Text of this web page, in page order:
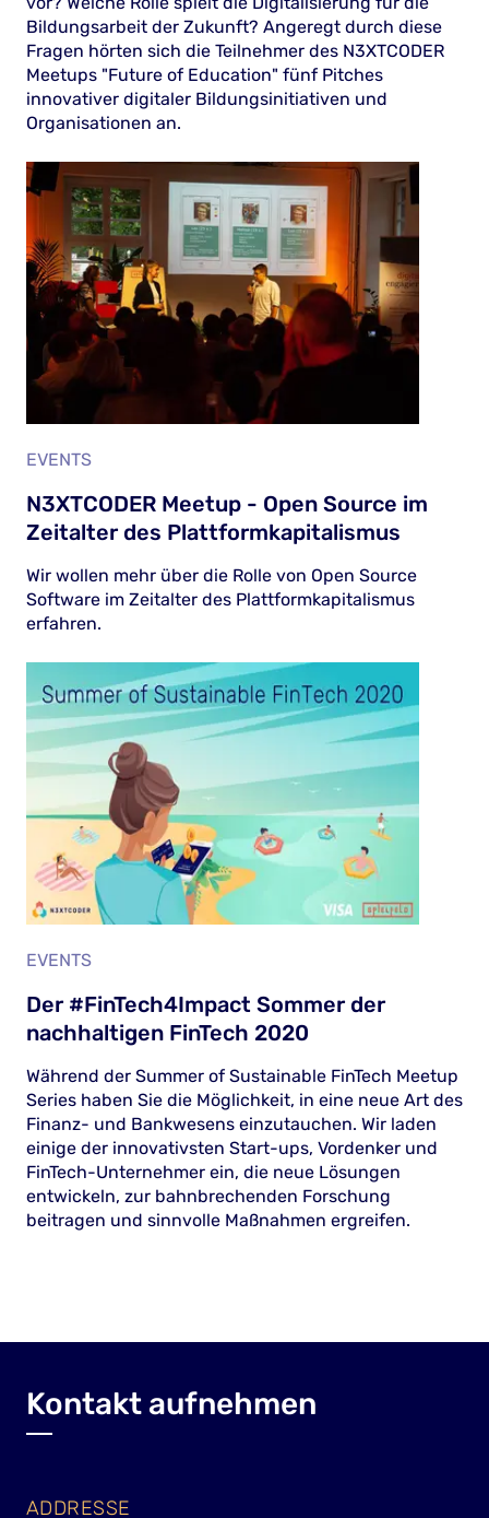
Bildungsarbeit der Zukunft? Angeregt durch diese
Fragen hörten sich die Teilnehmer des N3XTCODER
Meetups "Future of Education" fünf Pitches
innovativer digitaler Bildungsinitiativen und
Organisationen an.
EVENTS
N3XTCODER Meetup - Open Source im
Zeitalter des Plattformkapitalismus
Wir wollen mehr über die Rolle von Open Source
Software im Zeitalter des Plattformkapitalismus
erfahren.
EVENTS
Der #FinTech4Impact Sommer der
nachhaltigen FinTech 2020
Während der Summer of Sustainable FinTech Meetup
Series haben Sie die Möglichkeit, in eine neue Art des
Finanz- und Bankwesens einzutauchen. Wir laden
einige der innovativsten Start-ups, Vordenker und
FinTech-Unternehmer ein, die neue Lösungen
entwickeln, zur bahnbrechenden Forschung
beitragen und sinnvolle Maßnahmen ergreifen.
Kontakt aufnehmen
ADDRESSE